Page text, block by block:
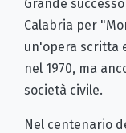
Grande
Calabria per
un'opera scritta
nel 1970, ma
società civile.
Nel centenario